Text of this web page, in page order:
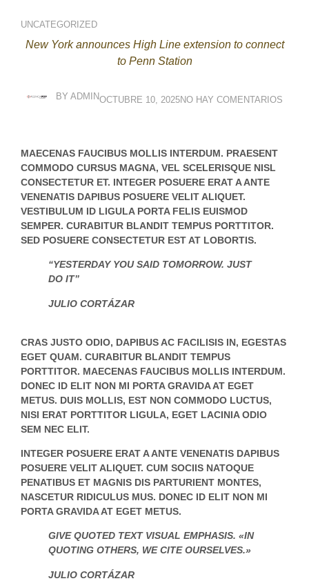
UNCATEGORIZED
New York announces High Line extension to connect
to Penn Station
BY ADMINOCTUBRE 10, 2025NO HAY COMENTARIOS
MAECENAS FAUCIBUS MOLLIS INTERDUM. PRAESENT
COMMODO CURSUS MAGNA, VEL SCELERISQUE NISL
CONSECTETUR ET. INTEGER POSUERE ERAT A ANTE
VENENATIS DAPIBUS POSUERE VELIT ALIQUET.
VESTIBULUM ID LIGULA PORTA FELIS EUISMOD
SEMPER. CURABITUR BLANDIT TEMPUS PORTTITOR.
SED POSUERE CONSECTETUR EST AT LOBORTIS.
“YESTERDAY YOU SAID TOMORROW. JUST
DO IT”
JULIO CORTÁZAR
CRAS JUSTO ODIO, DAPIBUS AC FACILISIS IN, EGESTAS
EGET QUAM. CURABITUR BLANDIT TEMPUS
PORTTITOR. MAECENAS FAUCIBUS MOLLIS INTERDUM.
DONEC ID ELIT NON MI PORTA GRAVIDA AT EGET
METUS. DUIS MOLLIS, EST NON COMMODO LUCTUS,
NISI ERAT PORTTITOR LIGULA, EGET LACINIA ODIO
SEM NEC ELIT.
INTEGER POSUERE ERAT A ANTE VENENATIS DAPIBUS
POSUERE VELIT ALIQUET. CUM SOCIIS NATOQUE
PENATIBUS ET MAGNIS DIS PARTURIENT MONTES,
NASCETUR RIDICULUS MUS. DONEC ID ELIT NON MI
PORTA GRAVIDA AT EGET METUS.
GIVE QUOTED TEXT VISUAL EMPHASIS. «IN
QUOTING OTHERS, WE CITE OURSELVES.»
JULIO CORTÁZAR